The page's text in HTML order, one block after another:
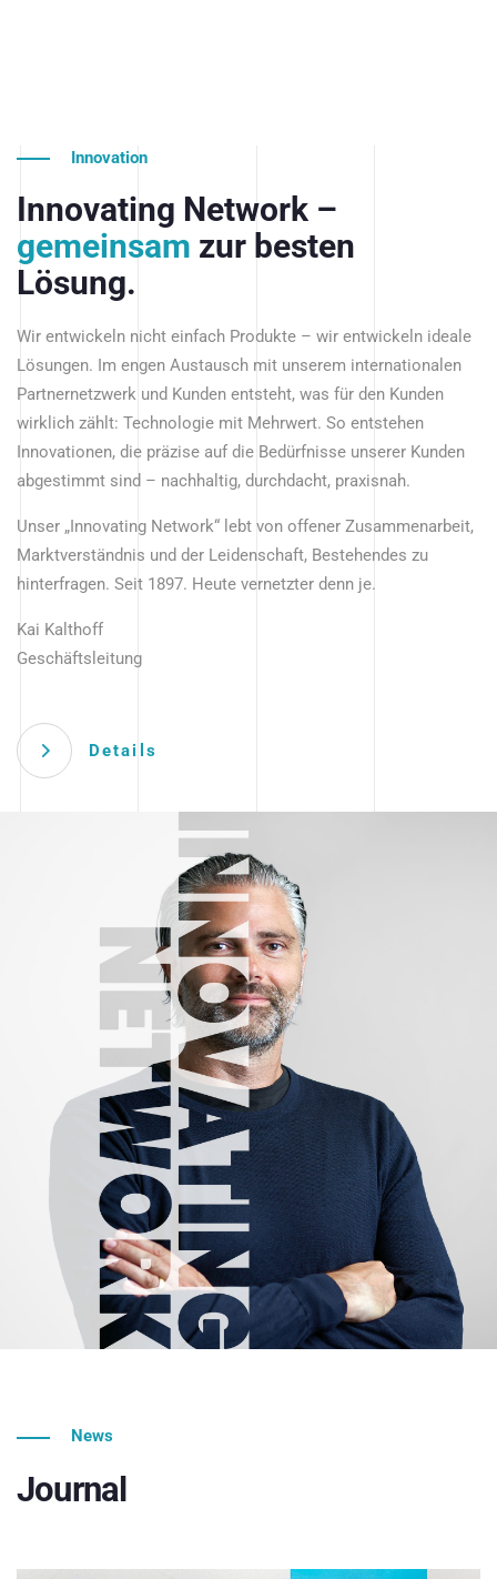
Innovation
Innovating Network –
gemeinsam zur besten
Lösung.
Wir entwickeln nicht einfach Produkte – wir entwickeln ideale
Lösungen. Im engen Austausch mit unserem internationalen
Partnernetzwerk und Kunden entsteht, was für den Kunden
wirklich zählt: Technologie mit Mehrwert. So entstehen
Innovationen, die präzise auf die Bedürfnisse unserer Kunden
abgestimmt sind – nachhaltig, durchdacht, praxisnah.
Unser „Innovating Network“ lebt von offener Zusammenarbeit,
Marktverständnis und der Leidenschaft, Bestehendes zu
hinterfragen. Seit 1897. Heute vernetzter denn je.
Kai Kalthoff
Geschäftsleitung
Details
News
Journal